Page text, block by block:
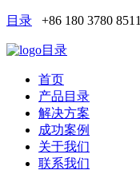
目录 +86 180 3780 8511
目录
首页
产品目录
解决方案
成功案例
关于我们
联系我们